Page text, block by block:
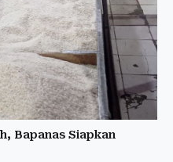
Bapanas Siapkan